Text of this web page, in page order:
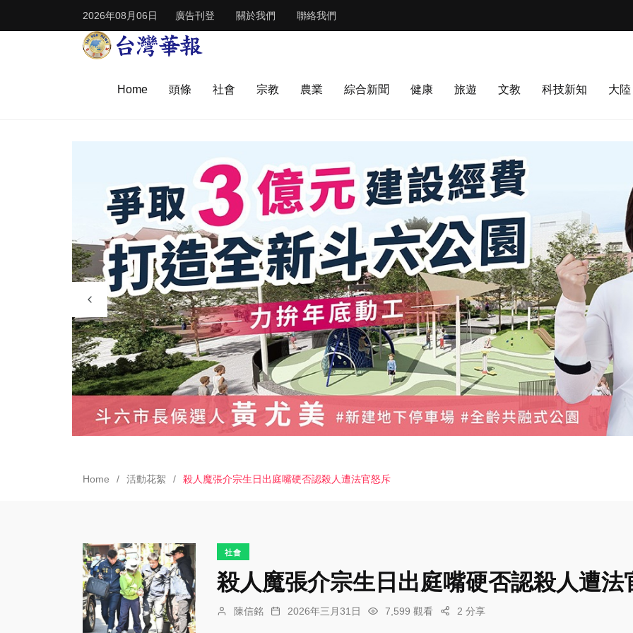
2026年08月06日 廣告刊登 關於我們 聯絡我們
Home 頭條 社會 宗教 農業 綜合新聞 健康 旅遊 文教 科技新知 大陸
Home 活動花絮 殺人魔張介宗生日出庭嘴硬否認殺人遭法官怒斥
社會
殺人魔張介宗生日出庭嘴硬否認殺人遭法
陳信銘 2026年三月31日 7,599 觀看 2 分享